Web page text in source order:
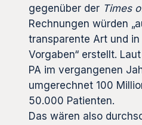
gegenüber der Times
Rechnungen würden
transparente Art und
Vorgaben“ erstellt.
PA im vergangenen
umgerechnet 100
50.000 Patienten.
Das wären also